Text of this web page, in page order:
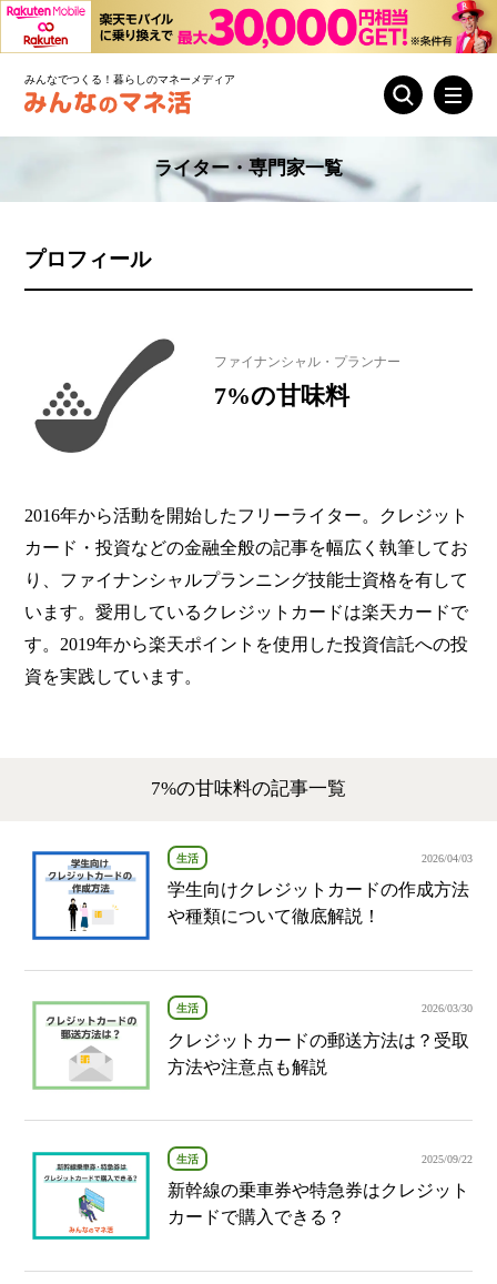
みんなでつくる！暮らしのマネーメディア
ライター・専門家一覧
プロフィール
ファイナンシャル・プランナー
7%の甘味料
2016年から活動を開始したフリーライター。クレジット
カード・投資などの金融全般の記事を幅広く執筆してお
り、ファイナンシャルプランニング技能士資格を有して
います。愛用しているクレジットカードは楽天カードで
す。2019年から楽天ポイントを使用した投資信託への投
資を実践しています。
7%の甘味料の記事一覧
生活 2026/04/03
学生向けクレジットカードの作成方法
や種類について徹底解説！
生活 2026/03/30
クレジットカードの郵送方法は？受取
方法や注意点も解説
生活 2025/09/22
新幹線の乗車券や特急券はクレジット
カードで購入できる？